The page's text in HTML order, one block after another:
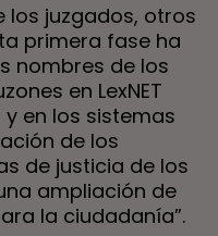
los juzgados, otros
primera fase ha
nombres de los
en LexNET
en los sistemas
de los
de justicia de los
ampliación de
la ciudadanía”.